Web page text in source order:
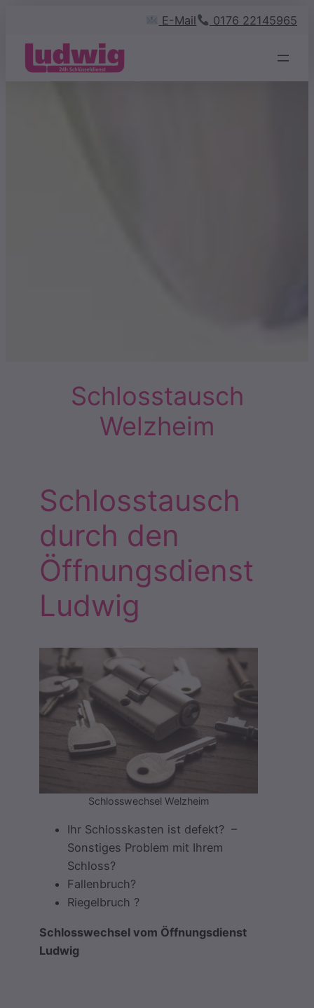
springen
E-Mail 0176 22145965
Schlosstausch
Welzheim
Schlosstausch
durch den
Öffnungsdienst
Ludwig
Schlosswechsel Welzheim
Ihr Schlosskasten ist defekt? –
Sonstiges Problem mit Ihrem
Schloss?
Fallenbruch?
Riegelbruch ?
Schlosswechsel vom Öffnungsdienst
Ludwig